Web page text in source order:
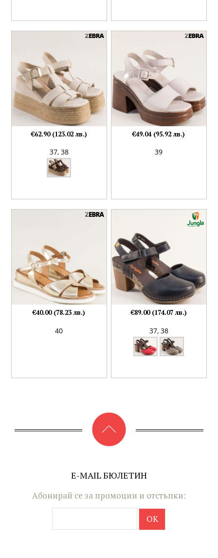
37, 38
€62.90 (123.02 лв.)
39
€49.04 (95.92 лв.)
40
€40.00 (78.23 лв.)
37, 38
€89.00 (174.07 лв.)
E-MAIL БЮЛЕТИН
Абонирай се за промоции и отстъпки: